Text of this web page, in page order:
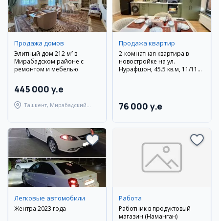
Продажа домов
Элитный дом 212 м² в
Мирабадском районе с
ремонтом и мебелью
445 000 y.e
Ташкент, Мирабадский
Продажа квартир
2-комнатная квартира в
новостройке на ул.
Нурафшон, 45.5 кв.м, 11/11
76 000 y.e
Легковые автомобили
Жентра 2023 года
Работа
Работник в продуктовый
магазин (Наманган)